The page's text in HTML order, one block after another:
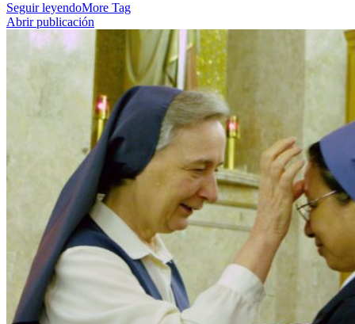
Seguir leyendoMore Tag
Abrir publicación